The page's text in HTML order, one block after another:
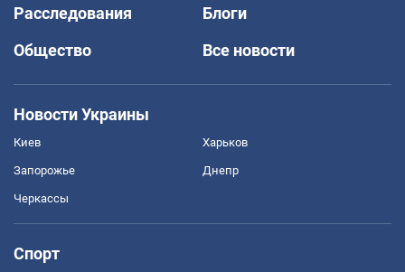
Расследования
Блоги
Общество
Все новости
Новости Украины
Киев Харьков
Запорожье Днепр
Черкассы
Спорт